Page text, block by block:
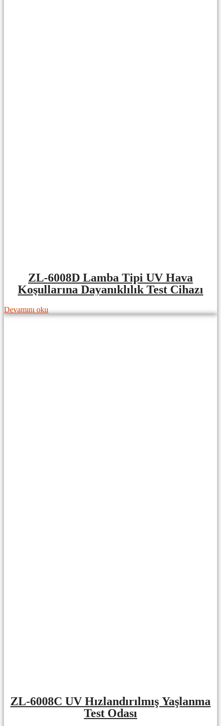
ZL-6008D Lamba Tipi UV Hava
Koşullarına Dayanıklılık Test Cihazı
Devamını oku
ZL-6008C UV Hızlandırılmış Yaşlanma
Test Odası